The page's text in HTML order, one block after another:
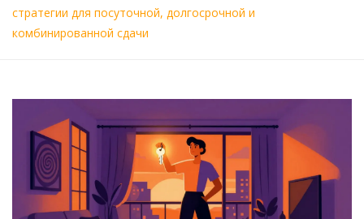
стратегии для посуточной, долгосрочной и
комбинированной сдачи